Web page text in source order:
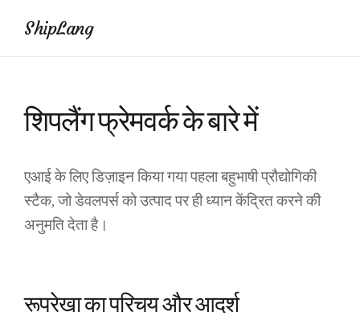
ShipLang
शिपलैंग फ्रेमवर्क के बारे में
एआई के लिए डिज़ाइन किया गया पहला बहुभाषी प्रौद्योगिकी
स्टैक, जो डेवलपर्स को उत्पाद पर ही ध्यान केंद्रित करने की
अनुमति देता है।
रूपरेखा का परिचय और आदर्श